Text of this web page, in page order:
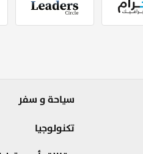
سياحة و سفر
تكنولوجيا